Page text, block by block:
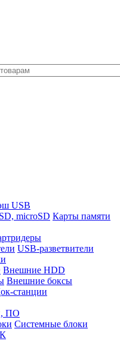
USB
Карты памяти
USB-разветвители
Внешние HDD
Внешние боксы
станции
ПО
Системные блоки